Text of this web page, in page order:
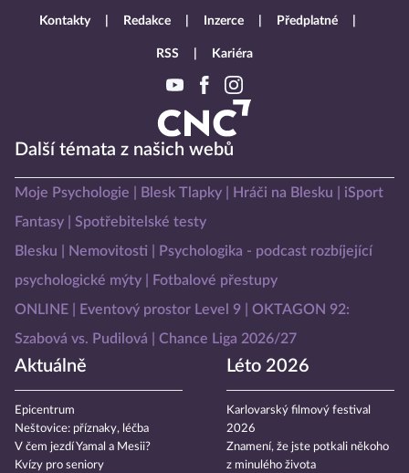
Další témata z našich webů
Moje Psychologie Blesk Tlapky Hráči na Blesku
iSport
Fantasy
Spotřebitelské testy
Blesku
Nemovitosti
Psychologika - podcast rozbíjející
psychologické mýty
Fotbalové přestupy
ONLINE
Eventový prostor Level 9
OKTAGON 92:
Szabová vs. Pudilová
Chance Liga 2026/27
Aktuálně
Epicentrum
Neštovice: příznaky, léčba
V čem jezdí Yamal a Mesii?
Kvízy pro seniory
Léto 2026
Karlovarský filmový festival
2026
Znamení, že jste potkali někoho
z minulého života
Kontakty Redakce Inzerce Předplatné
RSS Kariéra